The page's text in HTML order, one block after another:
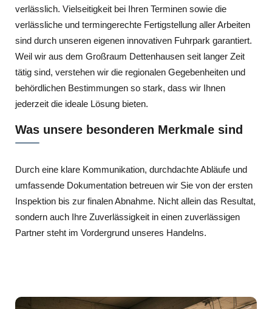
verlässlich. Vielseitigkeit bei Ihren Terminen sowie die
verlässliche und termingerechte Fertigstellung aller Arbeiten
sind durch unseren eigenen innovativen Fuhrpark garantiert.
Weil wir aus dem Großraum Dettenhausen seit langer Zeit
tätig sind, verstehen wir die regionalen Gegebenheiten und
behördlichen Bestimmungen so stark, dass wir Ihnen
jederzeit die ideale Lösung bieten.
Was unsere besonderen Merkmale sind
Durch eine klare Kommunikation, durchdachte Abläufe und
umfassende Dokumentation betreuen wir Sie von der ersten
Inspektion bis zur finalen Abnahme. Nicht allein das Resultat,
sondern auch Ihre Zuverlässigkeit in einen zuverlässigen
Partner steht im Vordergrund unseres Handelns.